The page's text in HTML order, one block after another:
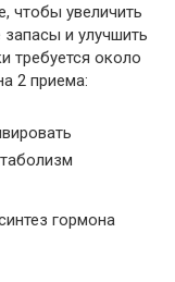
чтобы увеличить
запасы и улучшить
требуется около
2 приема:
гормона